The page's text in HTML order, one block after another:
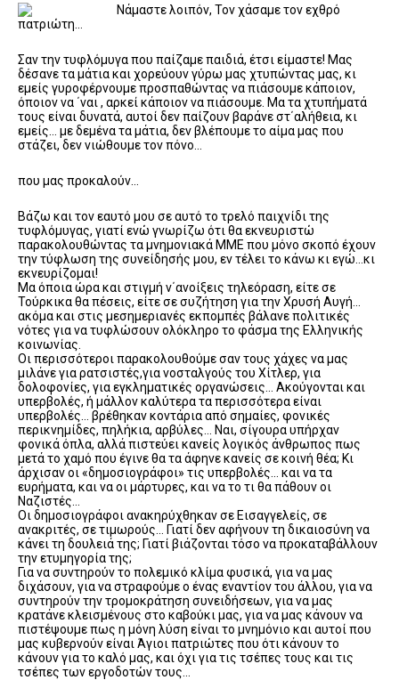
Νάμαστε λοιπόν, Τον χάσαμε τον εχθρό
πατριώτη…
Σαν την τυφλόμυγα που παίζαμε παιδιά, έτσι είμαστε! Μας
δέσανε τα μάτια και χορεύουν γύρω μας χτυπώντας μας, κι
εμείς γυροφέρνουμε προσπαθώντας να πιάσουμε κάποιον,
όποιον να ΄ναι , αρκεί κάποιον να πιάσουμε. Μα τα χτυπήματά
τους είναι δυνατά, αυτοί δεν παίζουν βαράνε στ΄αλήθεια, κι
εμείς… με δεμένα τα μάτια, δεν βλέπουμε το αίμα μας που
στάζει, δεν νιώθουμε τον πόνο…
που μας προκαλούν…
Βάζω και τον εαυτό μου σε αυτό το τρελό παιχνίδι της
τυφλόμυγας, γιατί ενώ γνωρίζω ότι θα εκνευριστώ
παρακολουθώντας τα μνημονιακά ΜΜΕ που μόνο σκοπό έχουν
την τύφλωση της συνείδησής μου, εν τέλει το κάνω κι εγώ…κι
εκνευρίζομαι!
Μα όποια ώρα και στιγμή ν΄ανοίξεις τηλεόραση, είτε σε
Τούρκικα θα πέσεις, είτε σε συζήτηση για την Χρυσή Αυγή…
ακόμα και στις μεσημεριανές εκπομπές βάλανε πολιτικές
νότες για να τυφλώσουν ολόκληρο το φάσμα της Ελληνικής
κοινωνίας.
Οι περισσότεροι παρακολουθούμε σαν τους χάχες να μας
μιλάνε για ρατσιστές,για νοσταλγούς του Χίτλερ, για
δολοφονίες, για εγκληματικές οργανώσεις… Ακούγονται και
υπερβολές, ή μάλλον καλύτερα τα περισσότερα είναι
υπερβολές… βρέθηκαν κοντάρια από σημαίες, φονικές
περικνημίδες, πηλήκια, αρβύλες… Ναι, σίγουρα υπήρχαν
φονικά όπλα, αλλά πιστεύει κανείς λογικός άνθρωπος πως
μετά το χαμό που έγινε θα τα άφηνε κανείς σε κοινή θέα; Κι
άρχισαν οι «δημοσιογράφοι» τις υπερβολές… και να τα
ευρήματα, και να οι μάρτυρες, και να το τι θα πάθουν οι
Ναζιστές…
Οι δημοσιογράφοι ανακηρύχθηκαν σε Εισαγγελείς, σε
ανακριτές, σε τιμωρούς… Γιατί δεν αφήνουν τη δικαιοσύνη να
κάνει τη δουλειά της; Γιατί βιάζονται τόσο να προκαταβάλλουν
την ετυμηγορία της;
Για να συντηρούν το πολεμικό κλίμα φυσικά, για να μας
διχάσουν, για να στραφούμε ο ένας εναντίον του άλλου, για να
συντηρούν την τρομοκράτηση συνειδήσεων, για να μας
κρατάνε κλεισμένους στο καβούκι μας, για να μας κάνουν να
πιστέψουμε πως η μόνη λύση είναι το μνημόνιο και αυτοί που
μας κυβερνούν είναι Άγιοι πατριώτες που ότι κάνουν το
κάνουν για το καλό μας, και όχι για τις τσέπες τους και τις
τσέπες των εργοδοτών τους…